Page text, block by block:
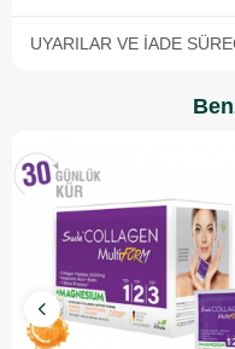
UYARILAR VE İADE